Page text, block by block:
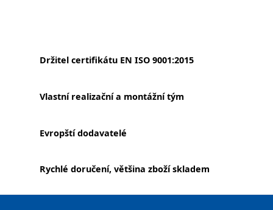
Držitel certifikátu EN ISO 9001:2015
Vlastní realizační a montážní tým
Evropští dodavatelé
Rychlé doručení, většina zboží skladem